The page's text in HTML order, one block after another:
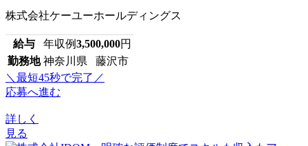
株式会社ケーユーホールディングス
給与 年収例3,500,000円
勤務地 神奈川県 藤沢市
＼最短45秒で完了／
応募へ進む
詳しく
見る